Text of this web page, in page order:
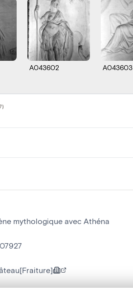
A043602 A043603
mythologique avec Athéna